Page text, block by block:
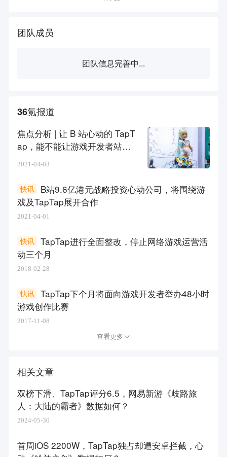
团队成员
团队信息完善中...
36氪报道
焦点分析 | 让 B 站心动的 TapT
ap，能不能让游戏开发者站着
2021-04-03
B站9.6亿港元战略投资心动公司，将围绕游
戏及TapTap展开合作
快讯
2021-04-01
TapTap进行全面整改，停止网络游戏运营活
动三个月
快讯
2018-02-28
TapTap下个月将面向游戏开发者举办48小时
游戏创作比赛
快讯
2017-11-08
查看更多
相关文章
双榜下滑、TapTap评分6.5，网易新游《歧路旅
人：大陆的霸者》数据如何？
2024-05-30
首周iOS 2200W，TapTap独占却遭安卓拦截，心